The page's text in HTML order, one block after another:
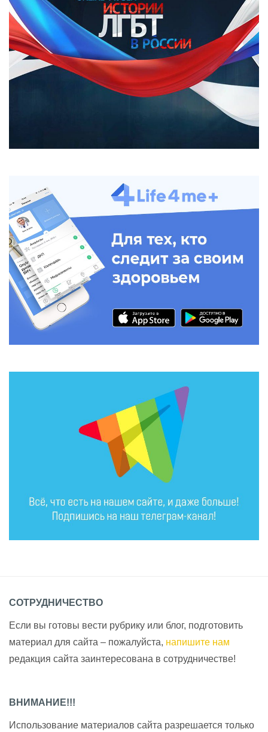
СОТРУДНИЧЕСТВО
Если вы готовы вести рубрику или блог, подготовить
материал для сайта – пожалуйста, напишите нам
редакция сайта заинтересована в сотрудничестве!
ВНИМАНИЕ!!!
Использование материалов сайта разрешается только